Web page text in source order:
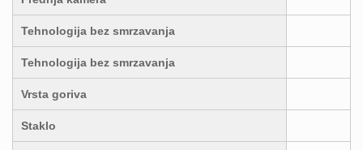
Tehnologija bez smrzavanja
Tehnologija bez smrzavanja
Vrsta goriva
Staklo